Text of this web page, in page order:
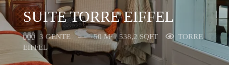
SUITE TORRE EIFFEL
3 GENTE 50 M² / 538,2 SQFT
TORRE
EIFFEL